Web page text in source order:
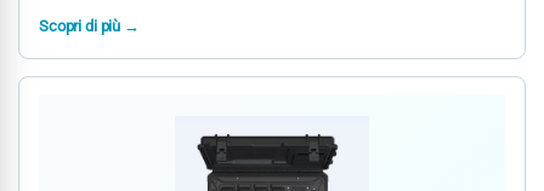
Scopri di più →